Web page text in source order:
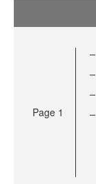
Page 1